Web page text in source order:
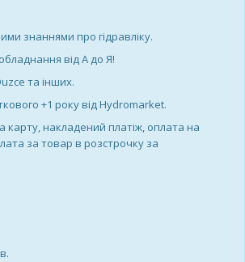
знаннями про гідравліку.
від А до Я!
та інших.
+1 року від Hydromarket.
карту, накладений платіж, оплата на
за товар в розстрочку за